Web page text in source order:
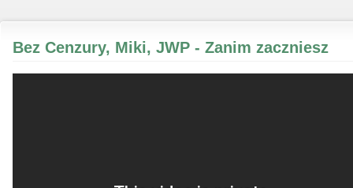
Bez Cenzury, Miki, JWP - Zanim zaczniesz